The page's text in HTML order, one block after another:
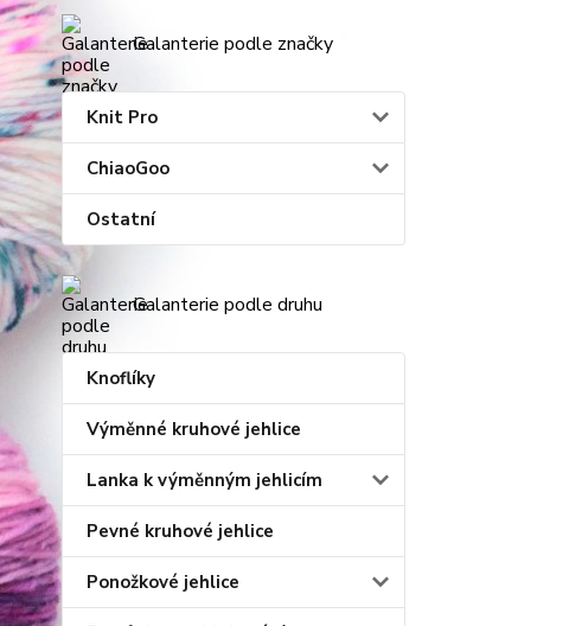
Galanterie podle značky
Knit Pro
ChiaoGoo
Ostatní
Galanterie podle druhu
Knoflíky
Výměnné kruhové jehlice
Lanka k výměnným jehlicím
Pevné kruhové jehlice
Ponožkové jehlice